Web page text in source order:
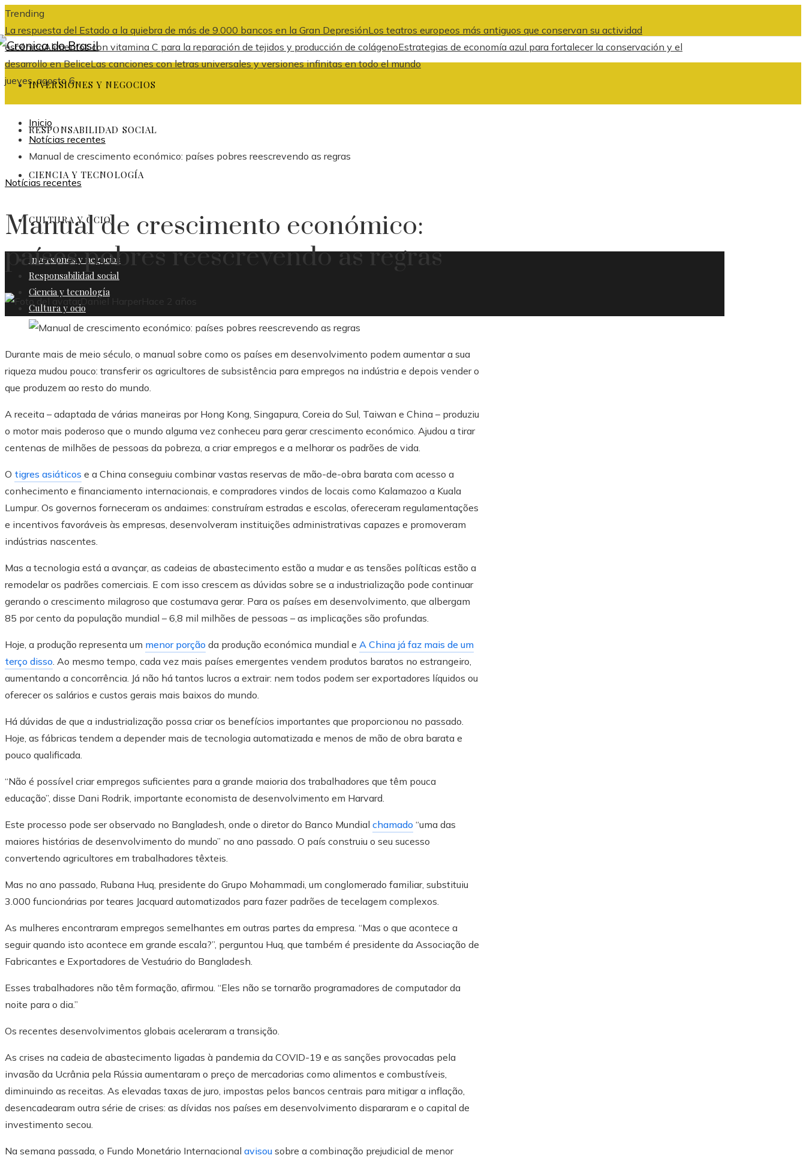
Trending
La respuesta del Estado a la quiebra de más de 9.000 bancos en la Gran DepresiónLos teatros europeos más antiguos que conservan su actividad
escénicaAlimentos con vitamina C para la reparación de tejidos y producción de colágenoEstrategias de economía azul para fortalecer la conservación y el
desarrollo en BeliceLas canciones con letras universales y versiones infinitas en todo el mundo
jueves, agosto 6
INVERSIONES Y NEGOCIOS
RESPONSABILIDAD SOCIAL
CIENCIA Y TECNOLOGÍA
CULTURA Y OCIO
Inversiones y negocios
Responsabilidad social
Ciencia y tecnología
Cultura y ocio
Inicio
Notícias recentes
Manual de crescimento económico: países pobres reescrevendo as regras
Notícias recentes
Manual de crescimento económico:
países pobres reescrevendo as regras
Daniel Harper Hace 2 años
Durante mais de meio século, o manual sobre como os países em desenvolvimento podem aumentar a sua
riqueza mudou pouco: transferir os agricultores de subsistência para empregos na indústria e depois vender o
que produzem ao resto do mundo.
A receita – adaptada de várias maneiras por Hong Kong, Singapura, Coreia do Sul, Taiwan e China – produziu
o motor mais poderoso que o mundo alguma vez conheceu para gerar crescimento económico. Ajudou a tirar
centenas de milhões de pessoas da pobreza, a criar empregos e a melhorar os padrões de vida.
O tigres asiáticos e a China conseguiu combinar vastas reservas de mão-de-obra barata com acesso a
conhecimento e financiamento internacionais, e compradores vindos de locais como Kalamazoo a Kuala
Lumpur. Os governos forneceram os andaimes: construíram estradas e escolas, ofereceram regulamentações
e incentivos favoráveis ​​às empresas, desenvolveram instituições administrativas capazes e promoveram
indústrias nascentes.
Mas a tecnologia está a avançar, as cadeias de abastecimento estão a mudar e as tensões políticas estão a
remodelar os padrões comerciais. E com isso crescem as dúvidas sobre se a industrialização pode continuar
gerando o crescimento milagroso que costumava gerar. Para os países em desenvolvimento, que albergam
85 por cento da população mundial – 6,8 mil milhões de pessoas – as implicações são profundas.
Hoje, a produção representa um menor porção da produção económica mundial e A China já faz mais de um
terço disso. Ao mesmo tempo, cada vez mais países emergentes vendem produtos baratos no estrangeiro,
aumentando a concorrência. Já não há tantos lucros a extrair: nem todos podem ser exportadores líquidos ou
oferecer os salários e custos gerais mais baixos do mundo.
Há dúvidas de que a industrialização possa criar os benefícios importantes que proporcionou no passado.
Hoje, as fábricas tendem a depender mais de tecnologia automatizada e menos de mão de obra barata e
pouco qualificada.
“Não é possível criar empregos suficientes para a grande maioria dos trabalhadores que têm pouca
educação”, disse Dani Rodrik, importante economista de desenvolvimento em Harvard.
Este processo pode ser observado no Bangladesh, onde o diretor do Banco Mundial chamado “uma das
maiores histórias de desenvolvimento do mundo” no ano passado. O país construiu o seu sucesso
convertendo agricultores em trabalhadores têxteis.
Mas no ano passado, Rubana Huq, presidente do Grupo Mohammadi, um conglomerado familiar, substituiu
3.000 funcionárias por teares Jacquard automatizados para fazer padrões de tecelagem complexos.
As mulheres encontraram empregos semelhantes em outras partes da empresa. “Mas o que acontece a
seguir quando isto acontece em grande escala?”, perguntou Huq, que também é presidente da Associação de
Fabricantes e Exportadores de Vestuário do Bangladesh.
Esses trabalhadores não têm formação, afirmou. “Eles não se tornarão programadores de computador da
noite para o dia.”
Os recentes desenvolvimentos globais aceleraram a transição.
As crises na cadeia de abastecimento ligadas à pandemia da COVID-19 e as sanções provocadas pela
invasão da Ucrânia pela Rússia aumentaram o preço de mercadorias como alimentos e combustíveis,
diminuindo as receitas. As elevadas taxas de juro, impostas pelos bancos centrais para mitigar a inflação,
desencadearam outra série de crises: as dívidas nos países em desenvolvimento dispararam e o capital de
investimento secou.
Na semana passada, o Fundo Monetário Internacional avisou sobre a combinação prejudicial de menor